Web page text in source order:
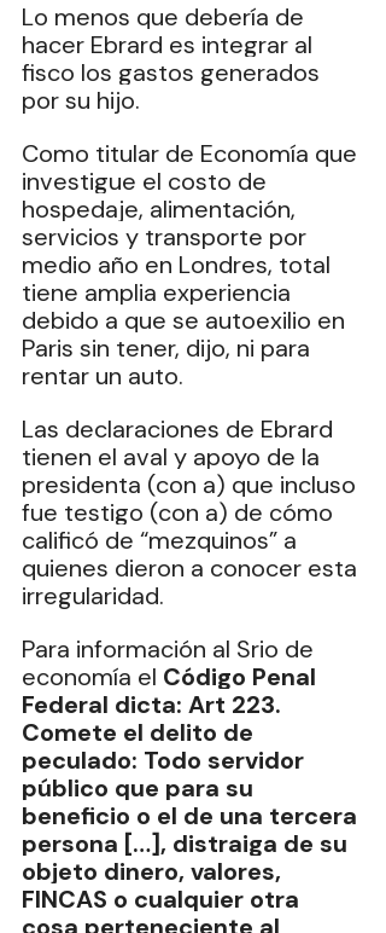
Lo menos que debería de
hacer Ebrard es integrar al
fisco los gastos generados
por su hijo.
Como titular de Economía que
investigue el costo de
hospedaje, alimentación,
servicios y transporte por
medio año en Londres, total
tiene amplia experiencia
debido a que se autoexilio en
Paris sin tener, dijo, ni para
rentar un auto.
Las declaraciones de Ebrard
tienen el aval y apoyo de la
presidenta (con a) que incluso
fue testigo (con a) de cómo
calificó de “mezquinos” a
quienes dieron a conocer esta
irregularidad.
Para información al Srio de
economía el Código Penal
Federal dicta: Art 223.
Comete el delito de
peculado: Todo servidor
público que para su
beneficio o el de una tercera
persona […], distraiga de su
objeto dinero, valores,
FINCAS o cualquier otra